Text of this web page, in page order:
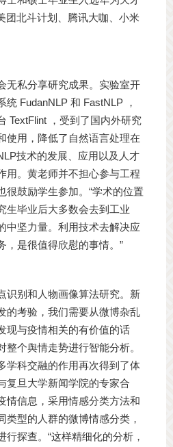
团北斗计划、腾讯大咖、小米
无私分享研究成果。实验室开
统 FudanNLP 和 FastNLP ，
TextFlint ，受到了国内外研究
使用，降低了自然语言处理在
技术的发展、应用以及人才
用。黄老师并不担心参与工程
很鼓励学生参加。“学术的位置
生毕业后大多数会去到工业
中坚力量。利用技术去解决应
，是很值得欣慰的事情。”
识别和人物画像算法研究。新
的考验，我们需要从微博杂乱
现与疫情相关的有价值的话
整个舆情走势进行智能分析。
学科交融的作用再次得到了体
复旦大学新闻学院的专家合
情信息，采用情感分类方法和
类型的人群的微博情感分类，
探查。“这样精细化的分析，